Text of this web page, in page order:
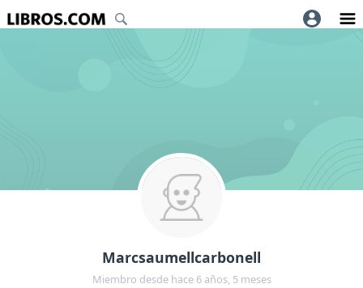
Marcsaumellcarbonell
Miembro desde hace 6 años, 5 meses